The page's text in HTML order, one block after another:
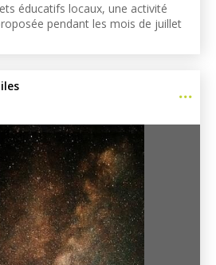
éducatifs locaux, une activité
pendant les mois de juillet